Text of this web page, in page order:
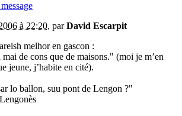
à 22:20, parDavid Escarpit
melhor en gascon :
de cons que de maisons." (moi je m’en
jeune, j’habite en cité).
lo ballon, suu pont de Lengon ?"